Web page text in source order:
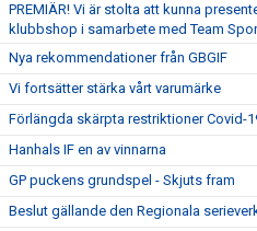
PREMIÄR! Vi är stolta att kunna
klubbshop i samarbete med Team
Nya rekommendationer från GBGIF
Vi fortsätter stärka vårt varumärke
Förlängda skärpta restriktioner Covid-
Hanhals IF en av vinnarna
GP puckens grundspel - Skjuts fram
Beslut gällande den Regionala